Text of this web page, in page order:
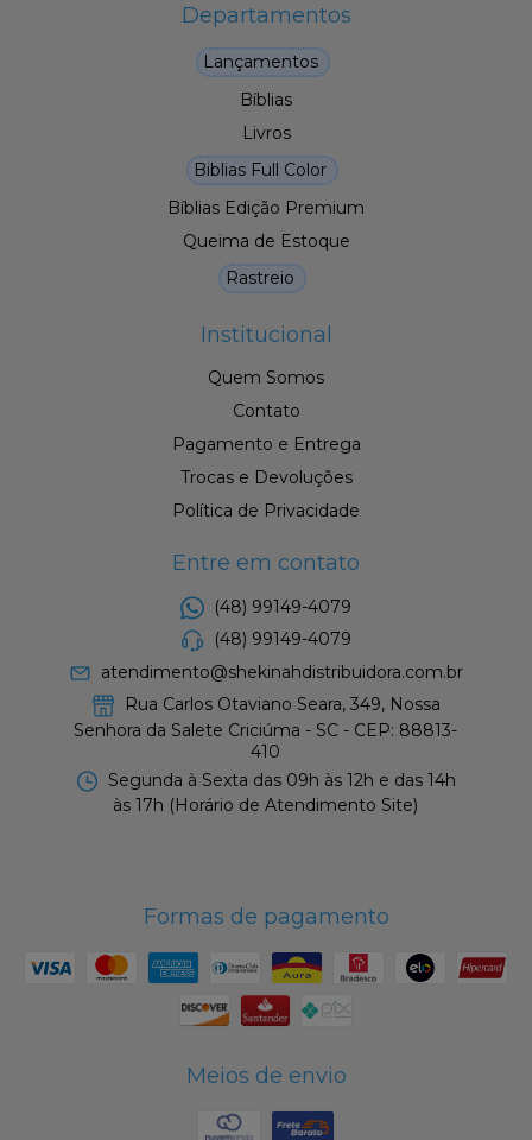
Departamentos
Lançamentos
Bíblias
Livros
Biblias Full Color
Bíblias Edição Premium
Queima de Estoque
Rastreio
Institucional
Quem Somos
Contato
Pagamento e Entrega
Trocas e Devoluções
Política de Privacidade
Entre em contato
(48) 99149-4079
(48) 99149-4079
atendimento@shekinahdistribuidora.com.br
Rua Carlos Otaviano Seara, 349, Nossa
Senhora da Salete Criciúma - SC - CEP: 88813-
410
Segunda à Sexta das 09h às 12h e das 14h
às 17h (Horário de Atendimento Site)
Formas de pagamento
Meios de envio